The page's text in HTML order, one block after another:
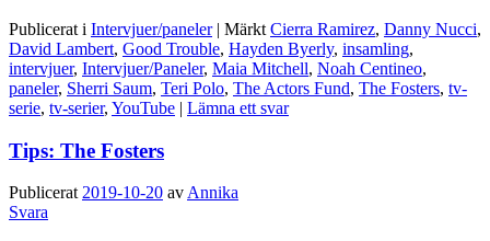
Publicerat i Intervjuer/paneler | Märkt Cierra Ramirez, Danny Nucci,
David Lambert, Good Trouble, Hayden Byerly, insamling,
intervjuer, Intervjuer/Paneler, Maia Mitchell, Noah Centineo,
paneler, Sherri Saum, Teri Polo, The Actors Fund, The Fosters, tv-
serie, tv-serier, YouTube | Lämna ett svar
Tips: The Fosters
Publicerat 2019-10-20 av Annika
Svara